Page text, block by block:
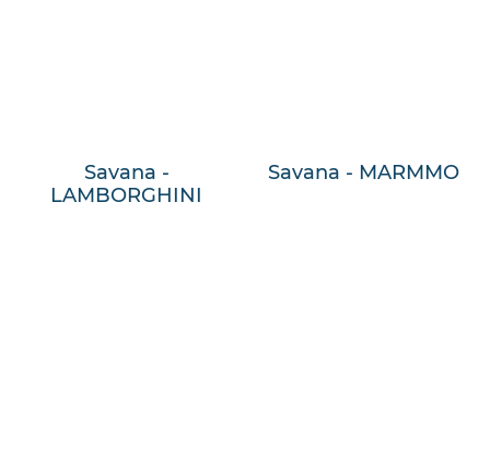
Savana -
LAMBORGHINI
Savana - MARMMO